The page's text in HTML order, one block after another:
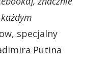
specjalny
Putina